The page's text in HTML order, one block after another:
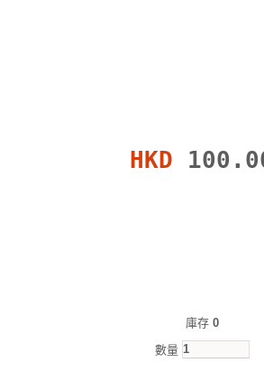
HKD
庫存 0
數量